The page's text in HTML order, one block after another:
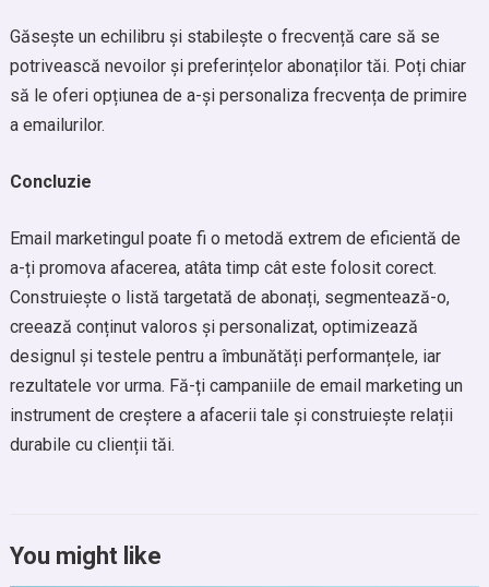
Găsește un echilibru și stabilește o frecvență care să se
potrivească nevoilor și preferințelor abonaților tăi. Poți chiar
să le oferi opțiunea de a-și personaliza frecvența de primire
a emailurilor.
Concluzie
Email marketingul poate fi o metodă extrem de eficientă de
a-ți promova afacerea, atâta timp cât este folosit corect.
Construiește o listă targetată de abonați, segmentează-o,
creează conținut valoros și personalizat, optimizează
designul și testele pentru a îmbunătăți performanțele, iar
rezultatele vor urma. Fă-ți campaniile de email marketing un
instrument de creștere a afacerii tale și construiește relații
durabile cu clienții tăi.
You might like